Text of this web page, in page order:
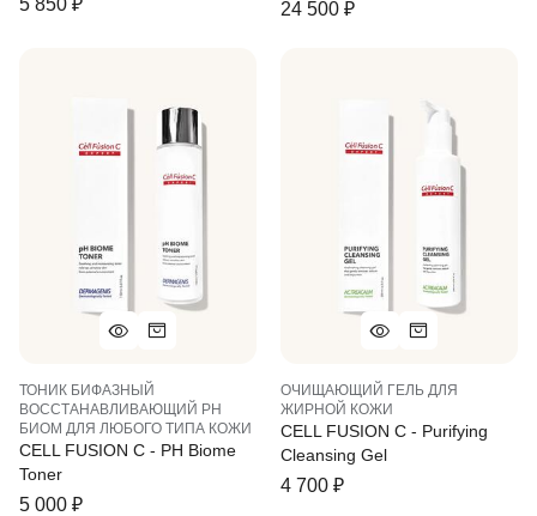
5 850 ₽ 24 500 ₽
ТОНИК БИФАЗНЫЙ
ВОССТАНАВЛИВАЮЩИЙ PH
БИОМ ДЛЯ ЛЮБОГО ТИПА КОЖИ
CELL FUSION C - PH Biome
Toner
5 000 ₽
ОЧИЩАЮЩИЙ ГЕЛЬ ДЛЯ
ЖИРНОЙ КОЖИ
CELL FUSION C - Purifying
Cleansing Gel
4 700 ₽